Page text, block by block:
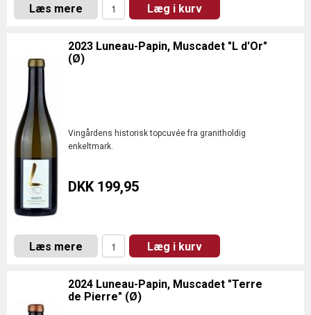
Læs mere Læg i kurv
2023 Luneau-Papin, Muscadet "L d'Or"
(Ø)
Vingårdens historisk topcuvée fra granitholdig
enkeltmark.
DKK 199,95
Læs mere Læg i kurv
2024 Luneau-Papin, Muscadet "Terre
de Pierre" (Ø)